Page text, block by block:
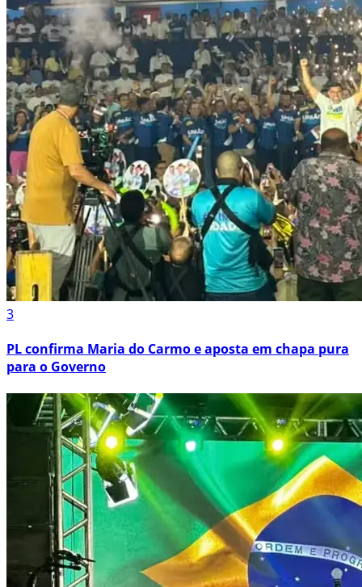
3
PL confirma Maria do Carmo e aposta em chapa pura
para o Governo